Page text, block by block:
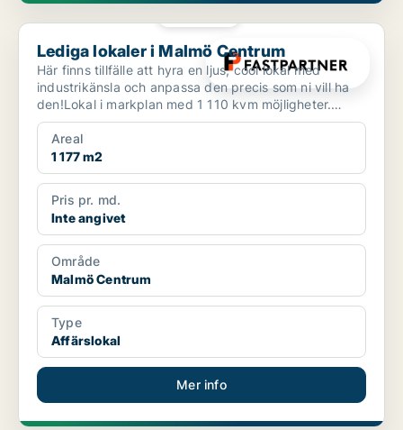
Lediga lokaler i Malmö Centrum
Lediga lokaler i Malmö Centrum
Här finns tillfälle att hyra en ljus, cool lokal med
industrikänsla och anpassa den precis som ni vill ha
den!Lokal i markplan med 1 110 kvm möjligheter.
Här...
Areal
1 177 m2
Pris pr. md.
Inte angivet
Område
Malmö Centrum
Type
Affärslokal
Mer info